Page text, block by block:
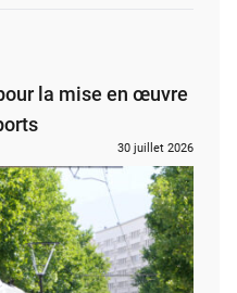
la mise en œuvre
30 juillet 2026